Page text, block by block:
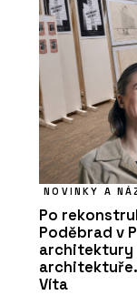
NOVINKY A
Po
Poděbrad v
architektury
Víta